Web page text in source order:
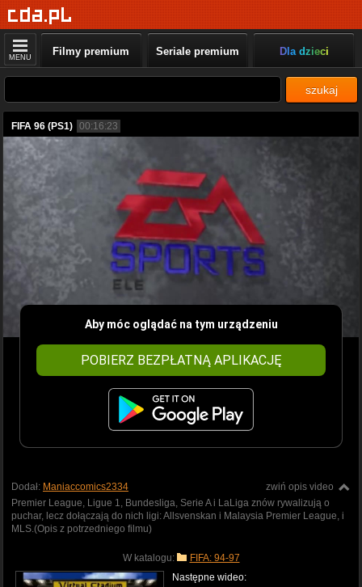
MENU Filmy premium Seriale premium Dla dzieci
szukaj
FIFA 96 (PS1) 00:16:23
Aby móc oglądać na tym urządzeniu
POBIERZ BEZPŁATNĄ APLIKACJĘ
zwiń opis video
Dodał: Maniaccomics2334
Premier League, Ligue 1, Bundesliga, Serie A i LaLiga znów rywalizują o
puchar, lecz dołączają do nich ligi: Allsvenskan i Malaysia Premier League, i
MLS.(Opis z potrzedniego filmu)
W katalogu: FIFA: 94-97
Następne wideo: